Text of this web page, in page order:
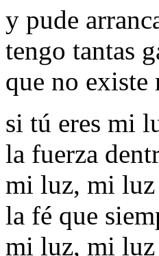
y pude
tengo tantas
que no existe
si tú eres mi
la fuerza
mi luz, mi luz
la fé que
mi luz, mi luz